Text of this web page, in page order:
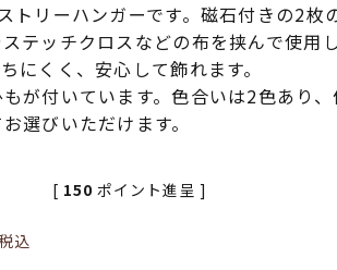
トリーハンガーです。磁石付きの2枚
テッチクロスなどの布を挟んで使用し
にくく、安心して飾れます。
が付いています。色合いは2色あり、
選びいただけます。
込
[ 150 ポイント進呈 ]